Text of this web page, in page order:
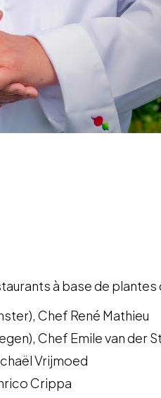
à base de plantes
Chef René Mathieu
Chef Emile van der
Vrijmoed
Crippa